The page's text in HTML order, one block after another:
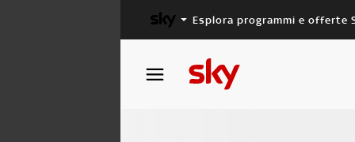
Esplora programmi e offerte